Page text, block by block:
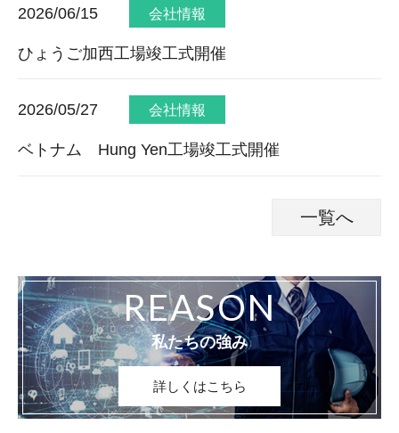
2026/06/15 会社情報
ひょうご加西工場竣工式開催
2026/05/27 会社情報
ベトナム Hung Yen工場竣工式開催
一覧へ
REASON
私たちの強み
詳しくはこちら